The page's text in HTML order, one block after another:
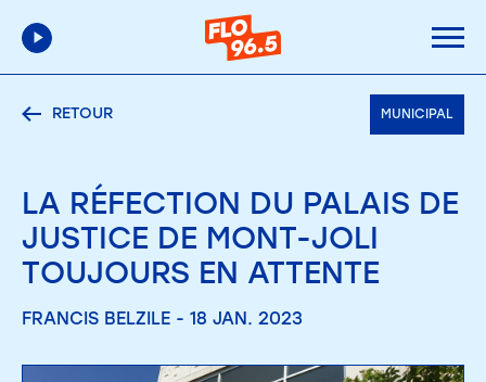
RETOUR MUNICIPAL
LA RÉFECTION DU PALAIS DE
JUSTICE DE MONT-JOLI
TOUJOURS EN ATTENTE
FRANCIS BELZILE - 18 JAN. 2023